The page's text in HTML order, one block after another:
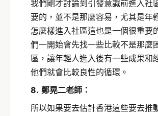
我們剛才討論到引發意識前進入社
要的，並不是那麼容易，尤其是年
怎麼樣進入社區這也是一個很重要
們一開始會先找一些比較不是那麼
區，讓年輕人進入後有一些成果和
他們就會比較良性的循環。
8. 鄭晃二老師：
所以如果要去估計香港這些要去推